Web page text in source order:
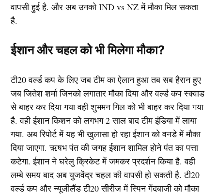
वापसी हुई है. और अब उनको IND vs NZ में मौका मिल सकता
है.
ईशान और चहल को भी मिलेगा मौका?
टी20 वर्ल्ड कप के लिए जब टीम का ऐलान हुआ तब सब हैरान हुए
जब जितेश शर्मा जिनको लगातार मौका दिया और वर्ल्ड कप स्क्वाड
से बाहर कर दिया गया वही शुभमन गिल को भी बाहर कर दिया गया
है. वही ईशान किशन को लगभग 2 साल बाद टीम इंडिया में लाया
गया. अब रिपोर्ट में यह भी खुलासा हो रहा ईशान को वनडे में मौका
दिया जाएगा. ऋषभ पंत की जगह ईशान शामिल होने पंत का पत्ता
कटेगा. ईशान ने घरेलु क्रिकेट में जमकर प्रदर्शन किया है. वही
लम्बे समय बाद अब युजवेंद्र चहल की वापसी हो सकती है. टी20
वर्ल्ड कप और न्यूजीलैंड टी20 सीरीज में स्पिन गेंदबाजी को मौका